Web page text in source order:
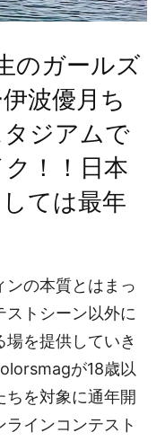
のガールズ
波優月ち
ジアムで
！！日本
ては最年
ンの本質とはまっ
ストシーン以外に
を提供していき
が18歳以
ちを対象に通年開
インコンテスト